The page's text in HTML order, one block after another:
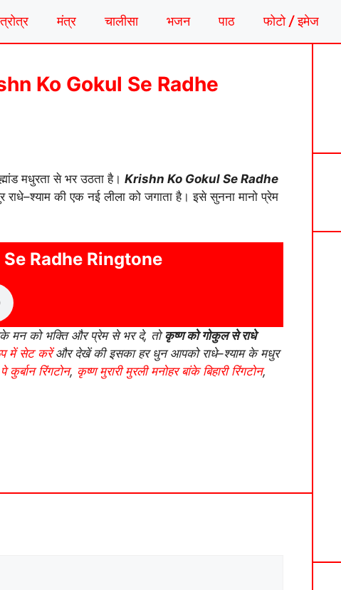
मंत्र चालीसा भजन पाठ फोटो / इमेज
Ko Gokul Se Radhe
मधुरता से भर उठता है। Krishn Ko Gokul Se Radhe
राधे–श्याम की एक नई लीला को जगाता है। इसे सुनना मानो प्रेम
Radhe Ringtone
मन को भक्ति और प्रेम से भर दे, तोकृष्ण को गोकुल से राधे
में सेट करेंऔर देखें की इसका हर धुन आपको राधे–श्याम के मधुर
कुर्बान रिंगटोन, कृष्ण मुरारी मुरली मनोहर बांके बिहारी रिंगटोन,